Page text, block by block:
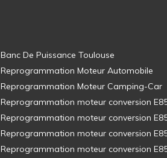
Banc De Puissance Toulouse
Reprogrammation Moteur Automobile
Reprogrammation Moteur Camping-Car
Reprogrammation moteur conversion
Reprogrammation moteur conversion
Reprogrammation moteur conversion
Reprogrammation moteur conversion